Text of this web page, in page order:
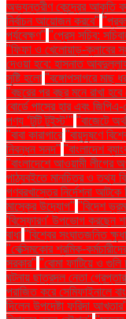
অভ্যন্তরীণ কেন্দ্রের আকৃতি
নির্বাচন আয়োজন করবে"
পর্যবেক্ষণ" "প্রেস সচিব:
"ফিফা ও খেলোয়াড়-ক্লাবের
দেওয়া হবে: হাসনাত
সৃষ্টি হলো "বঙ্গোপসাগরে মাছ
"বছরের পর বছর মনে রাখা
বোর্ডে পাসের হার এবং
পণ্য ‘টুটি টুইস্ট’" "বাজেটে
"বাবা কারাগারে "বায়ুদূষণে
নিবন্ধন সনদ" "বাংলাদেশ
"বাংলাদেশে আওয়ামী লীগের
পাঠ্যবইতে মানচিত্র ও তথ্য
গণবরখাস্তের নির্দেশনা আটকে
মাস্কের উদ্যোগ" "বিদেশ
'বিস্ফোরণ' উপভোগ করছেন
বাধা "বিশ্বের সংঘাতজনিত
"বেক্সিমকোর শ্রমিক-
সরকার" "বোমা ফাটিয়ে ও গুলি
ঘটনায় ছাত্রদল নেতা গ্রেপ্তার
পরাজিত করে সেমিফাইনালে
দিলেন উপদেষ্টা ফরিদা আখতার"